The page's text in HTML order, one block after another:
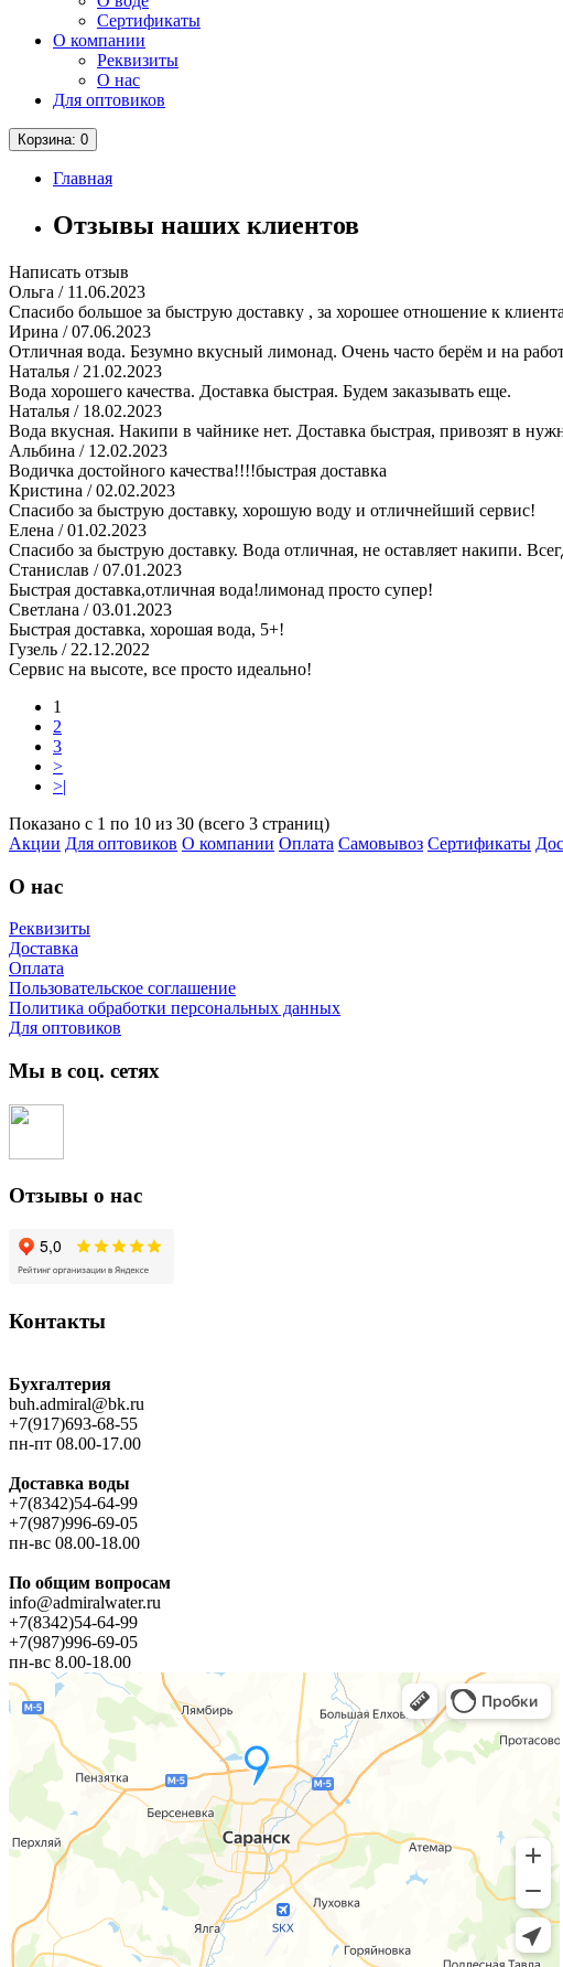
Сертификаты
О компании
Реквизиты
О нас
Для оптовиков
Корзина: 0
Главная
Отзывы наших клиентов
Написать отзыв
Ольга / 11.06.2023
Спасибо большое за быструю доставку , за хорошее отношение к
Ирина / 07.06.2023
Отличная вода. Безумно вкусный лимонад. Очень часто берём и на
Наталья / 21.02.2023
Вода хорошего качества. Доставка быстрая. Будем заказывать еще.
Наталья / 18.02.2023
Вода вкусная. Накипи в чайнике нет. Доставка быстрая, привозят в
Альбина / 12.02.2023
Водичка достойного качества!!!!быстрая доставка
Кристина / 02.02.2023
Спасибо за быструю доставку, хорошую воду и отличнейший сервис!
Елена / 01.02.2023
Спасибо за быструю доставку. Вода отличная, не оставляет накипи.
Станислав / 07.01.2023
Быстрая доставка,отличная вода!лимонад просто супер!
Светлана / 03.01.2023
Быстрая доставка, хорошая вода, 5+!
Гузель / 22.12.2022
Сервис на высоте, все просто идеально!
1
2
3
>
>|
Показано с 1 по 10 из 30 (всего 3 страниц)
Акции Для оптовиков О компании Оплата Самовывоз Сертификаты
О нас
Реквизиты
Доставка
Оплата
Пользовательское соглашение
Политика обработки персональных данных
Для оптовиков
Мы в соц. сетях
Отзывы о нас
Контакты
Бухгалтерия
buh.admiral@bk.ru
+7(917)693-68-55
пн-пт 08.00-17.00
Доставка воды
+7(8342)54-64-99
+7(987)996-69-05
пн-вс 08.00-18.00
По общим вопросам
info@admiralwater.ru
+7(8342)54-64-99
+7(987)996-69-05
пн-вс 8.00-18.00